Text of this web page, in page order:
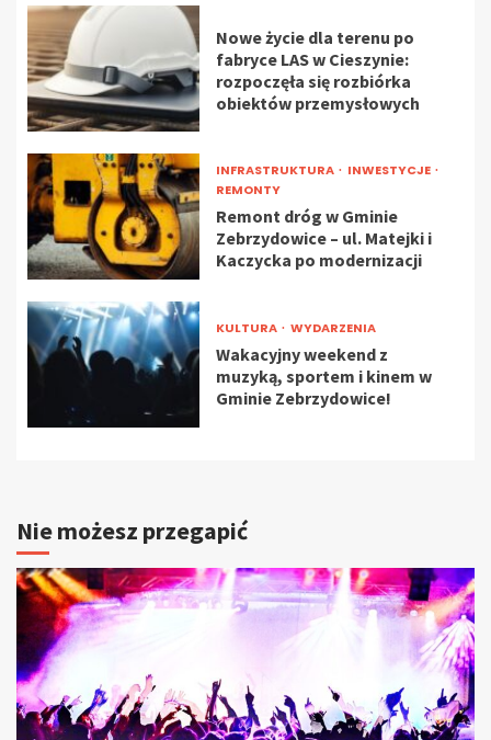
Nowe życie dla terenu po
fabryce LAS w Cieszynie:
rozpoczęła się rozbiórka
obiektów przemysłowych
INFRASTRUKTURA
INWESTYCJE
REMONTY
Remont dróg w Gminie
Zebrzydowice – ul. Matejki i
Kaczycka po modernizacji
KULTURA WYDARZENIA
Wakacyjny weekend z
muzyką, sportem i kinem w
Gminie Zebrzydowice!
Nie możesz przegapić